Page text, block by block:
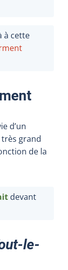
à cette
d’un
grand
de la
devant
le-